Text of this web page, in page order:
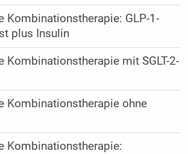
Kombinationstherapie: GLP-1-
plus Insulin
Kombinationstherapie mit SGLT-2-
Kombinationstherapie ohne
Kombinationstherapie: